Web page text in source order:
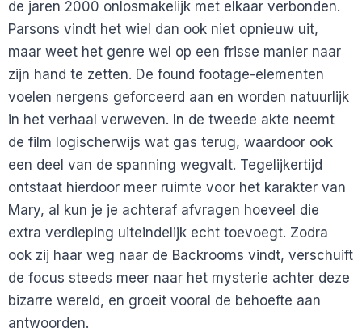
de jaren 2000 onlosmakelijk met elkaar verbonden.
Parsons vindt het wiel dan ook niet opnieuw uit,
maar weet het genre wel op een frisse manier naar
zijn hand te zetten. De found footage-elementen
voelen nergens geforceerd aan en worden natuurlijk
in het verhaal verweven. In de tweede akte neemt
de film logischerwijs wat gas terug, waardoor ook
een deel van de spanning wegvalt. Tegelijkertijd
ontstaat hierdoor meer ruimte voor het karakter van
Mary, al kun je je achteraf afvragen hoeveel die
extra verdieping uiteindelijk echt toevoegt. Zodra
ook zij haar weg naar de Backrooms vindt, verschuift
de focus steeds meer naar het mysterie achter deze
bizarre wereld, en groeit vooral de behoefte aan
antwoorden.